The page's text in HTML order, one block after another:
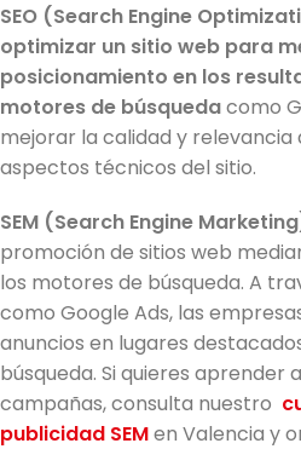
SEO (Search Engine
optimizar un sitio web para
posicionamiento en los
motores de búsquedacomo
mejorar la calidad y
aspectos técnicos del sitio.
SEM (Search Engine
promoción de sitios web
los motores de búsqueda. A
como Google Ads, las
anuncios en lugares
búsqueda. Si quieres aprender
campañas, consulta nuestro
publicidad SEMen Valencia y